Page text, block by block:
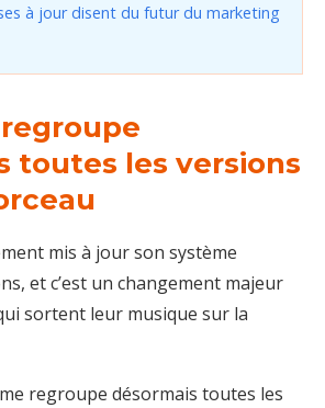
à jour disent du futur du marketing
toutes les versions
mis à jour son système
et c’est un changement majeur
sortent leur musique sur la
regroupe désormais toutes les